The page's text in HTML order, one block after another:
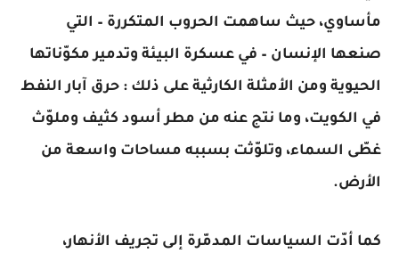
مأساوي، حيث ساهمت الحروب المتكررة – التي
صنعها الإنسان – في عسكرة البيئة وتدمير مكوّناتها
الحيوية ومن الأمثلة الكارثية على ذلك : حرق آبار النفط
في الكويت، وما نتج عنه من مطر أسود كثيف وملوّث
غطّى السماء، وتلوّثت بسببه مساحات واسعة من
الأرض.
كما أدّت السياسات المدمّرة إلى تجريف الأنهار،